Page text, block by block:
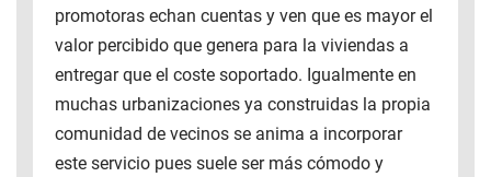
promotoras echan cuentas y ven que es mayor el
valor percibido que genera para la viviendas a
entregar que el coste soportado. Igualmente en
muchas urbanizaciones ya construidas la propia
comunidad de vecinos se anima a incorporar
este servicio pues suele ser más cómodo y